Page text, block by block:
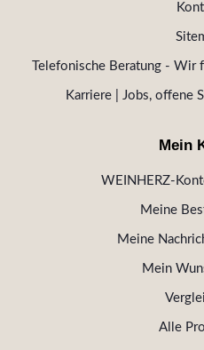
Telefonische Beratung - Wir
Karriere | Jobs, offene
Mein
WEINHERZ-
Meine
Meine
Mein
Alle